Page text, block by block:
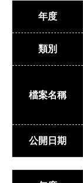
年度
類別
檔案名稱
公開日期